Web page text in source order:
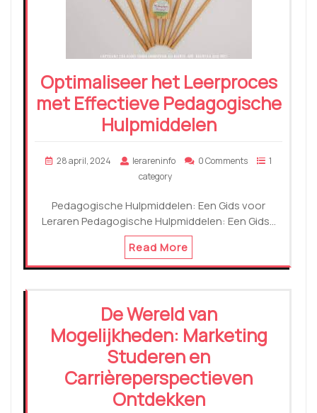
Optimaliseer het Leerproces
met Effectieve Pedagogische
Hulpmiddelen
28 april, 2024 lerareninfo 0 Comments
1
category
Pedagogische Hulpmiddelen: Een Gids voor
Leraren Pedagogische Hulpmiddelen: Een Gids…
Read More
De Wereld van
Mogelijkheden: Marketing
Studeren en
Carrièreperspectieven
Ontdekken